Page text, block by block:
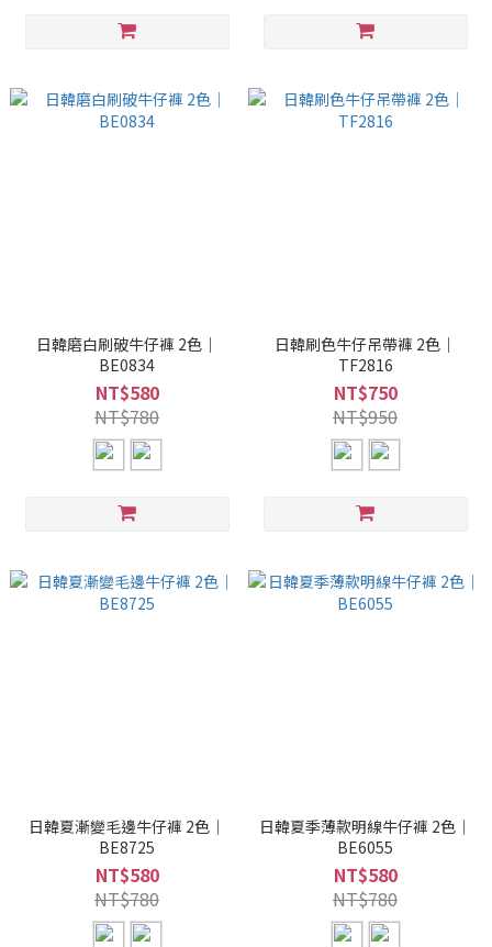
日韓磨白刷破牛仔褲 2色｜
BE0834
NT$580
NT$780
日韓刷色牛仔吊帶褲 2色｜
TF2816
NT$750
NT$950
日韓夏漸變毛邊牛仔褲 2色｜
BE8725
NT$580
NT$780
日韓夏季薄款明線牛仔褲 2色｜
BE6055
NT$580
NT$780